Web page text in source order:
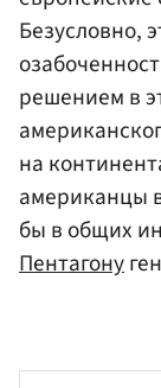
Безусловно,
решением в
на
американцы
бы в общих
Пентагону